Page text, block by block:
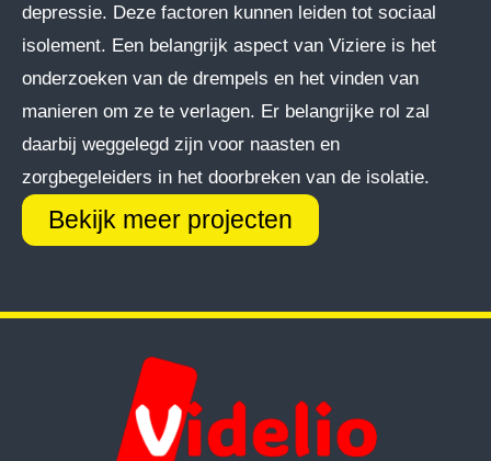
depressie. Deze factoren kunnen leiden tot sociaal
isolement. Een belangrijk aspect van Viziere is het
onderzoeken van de drempels en het vinden van
manieren om ze te verlagen. Er belangrijke rol zal
daarbij weggelegd zijn voor naasten en
zorgbegeleiders in het doorbreken van de isolatie.
Bekijk meer projecten